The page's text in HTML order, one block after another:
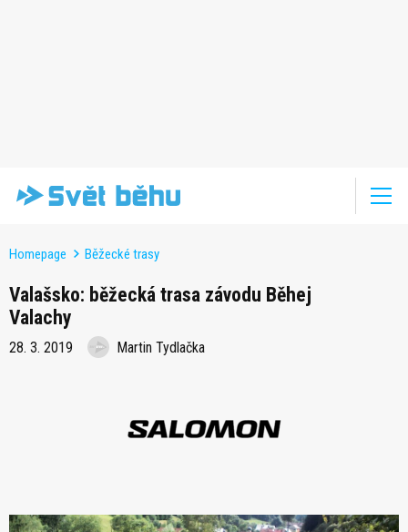
Homepage Běžecké trasy
Valašsko: běžecká trasa závodu Běhej
Valachy
28. 3. 2019 Martin Tydlačka